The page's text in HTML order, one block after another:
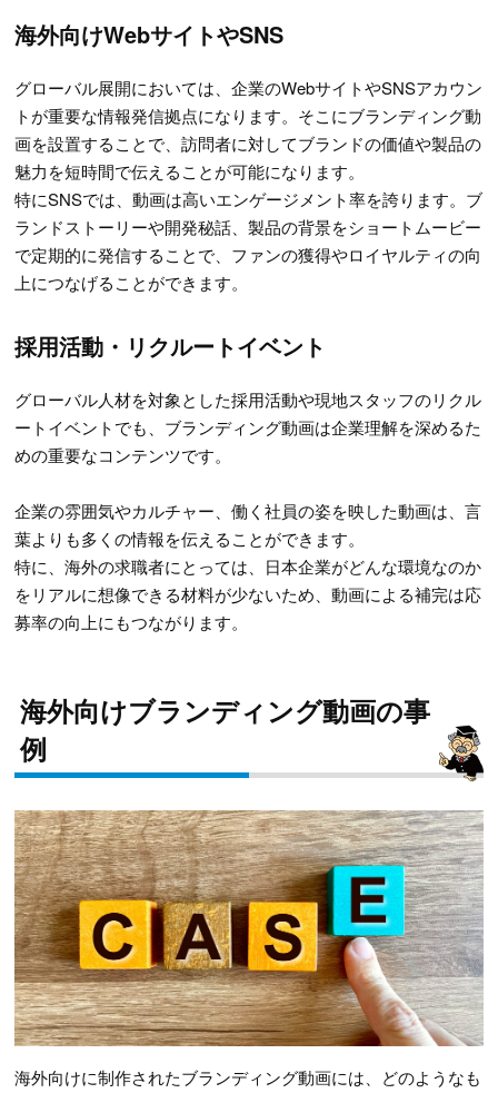
海外向けWebサイトやSNS
グローバル展開においては、企業のWebサイトやSNSアカウン
トが重要な情報発信拠点になります。そこにブランディング動
画を設置することで、訪問者に対してブランドの価値や製品の
魅力を短時間で伝えることが可能になります。
特にSNSでは、動画は高いエンゲージメント率を誇ります。ブ
ランドストーリーや開発秘話、製品の背景をショートムービー
で定期的に発信することで、ファンの獲得やロイヤルティの向
上につなげることができます。
採用活動・リクルートイベント
グローバル人材を対象とした採用活動や現地スタッフのリクル
ートイベントでも、ブランディング動画は企業理解を深めるた
めの重要なコンテンツです。
企業の雰囲気やカルチャー、働く社員の姿を映した動画は、言
葉よりも多くの情報を伝えることができます。
特に、海外の求職者にとっては、日本企業がどんな環境なのか
をリアルに想像できる材料が少ないため、動画による補完は応
募率の向上にもつながります。
海外向けブランディング動画の事
例
海外向けに制作されたブランディング動画には、どのようなも